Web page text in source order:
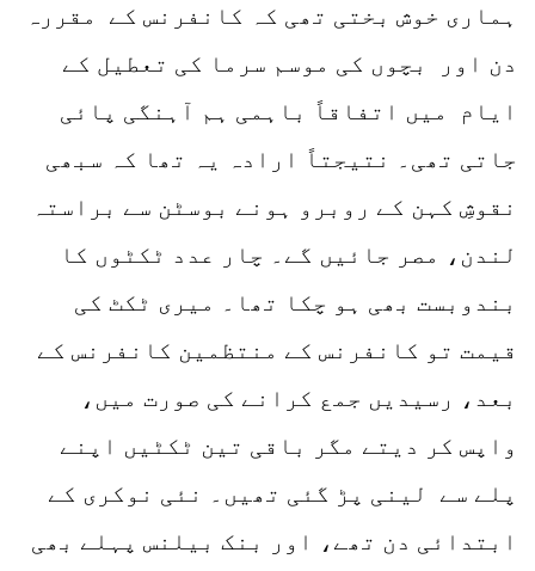
ہماری خوش بختی تھی کہ کانفرنس کے مقررہ
دن اور بچوں کی موسم سرما کی تعطیل کے
ایام میں اتفاقاً باہمی ہم آہنگی پائی
جاتی تھی۔ نتیجتاً ارادہ یہ تھا کہ سبھی
نقوشِ کہن کے روبرو ہونے بوسٹن سے براستہ
لندن، مصر جائیں گے۔ چار عدد ٹکٹوں کا
بندوبست بھی ہو چکا تھا۔ میری ٹکٹ کی
قیمت تو کانفرنس کے منتظمین کانفرنس کے
بعد، رسیدیں جمع کرانے کی صورت میں،
واپس کر دیتے مگر باقی تین ٹکٹیں اپنے
پلے سے لینی پڑ گئی تھیں۔ نئی نوکری کے
ابتدائی دن تھے، اور بنک بیلنس پہلے بھی